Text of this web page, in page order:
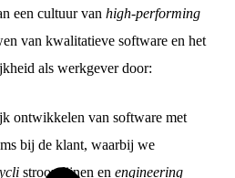
een cultuur van high-performing
van kwalitatieve software en het
als werkgever door:
ontwikkelen van software met
bij de klant, waarbij we
stroomlijnen en engineering